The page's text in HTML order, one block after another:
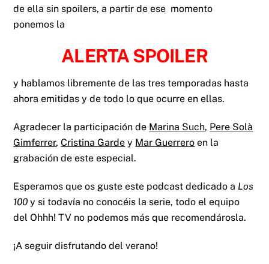
de ella sin spoilers, a partir de ese momento
ponemos la
ALERTA SPOILER
y hablamos libremente de las tres temporadas hasta
ahora emitidas y de todo lo que ocurre en ellas.
Agradecer la participación de Marina Such, Pere Solà
Gimferrer,Cristina Garde y Mar Guerrero en la
grabación de este especial.
Esperamos que os guste este podcast dedicado a Los
100 y si todavía no conocéis la serie, todo el equipo
del Ohhh! TV no podemos más que recomendárosla.
¡A seguir disfrutando del verano!